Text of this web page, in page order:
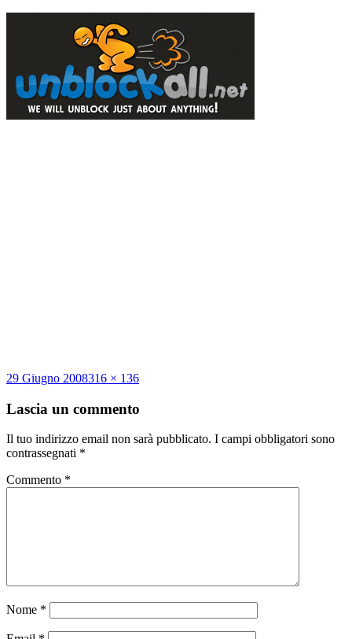
Scritto
29 Giugno 2008Dimensione
316 × 136
Lascia un commento
Il tuo indirizzo email non sarà pubblicato. I campi obbligatori sono
contrassegnati *
Commento *
Nome *